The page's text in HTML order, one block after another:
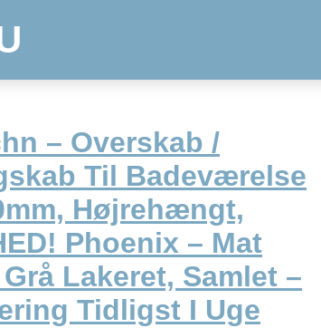
– Overskab /
Til Badeværelse
Højrehængt,
Phoenix – Mat
Lakeret, Samlet –
Tidligst I Uge